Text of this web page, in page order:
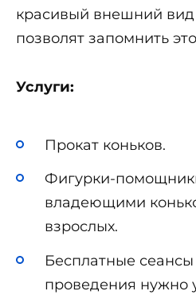
красивый внешний вид
позволят запомнить
Услуги:
Прокат коньков.
Фигурки-
владеющими
взрослых.
Бесплатные
проведения нужно